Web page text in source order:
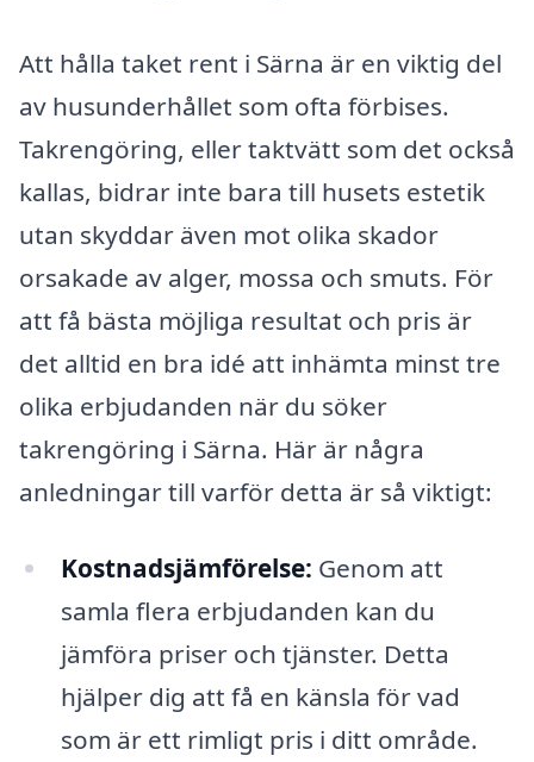
Att hålla taket rent i Särna är en viktig del
av husunderhållet som ofta förbises.
Takrengöring, eller taktvätt som det också
kallas, bidrar inte bara till husets estetik
utan skyddar även mot olika skador
orsakade av alger, mossa och smuts. För
att få bästa möjliga resultat och pris är
det alltid en bra idé att inhämta minst tre
olika erbjudanden när du söker
takrengöring i Särna. Här är några
anledningar till varför detta är så viktigt:
Kostnadsjämförelse: Genom att
samla flera erbjudanden kan du
jämföra priser och tjänster. Detta
hjälper dig att få en känsla för vad
som är ett rimligt pris i ditt område.